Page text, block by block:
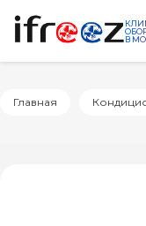
В
Главная